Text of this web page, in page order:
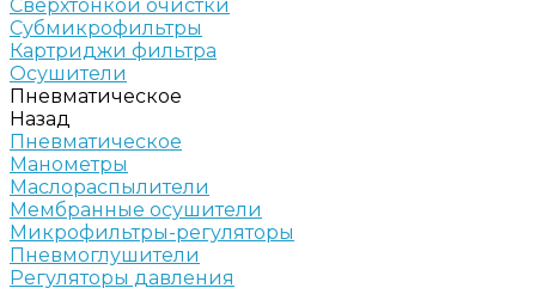
Сверхтонкой очистки
Субмикрофильтры
Картриджи фильтра
Осушители
Пневматическое
Назад
Пневматическое
Манометры
Маслораспылители
Мембранные осушители
Микрофильтры-регуляторы
Пневмоглушители
Регуляторы давления